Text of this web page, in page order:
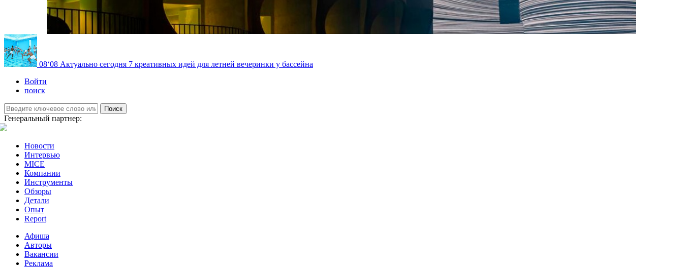
08‘08 Актуально сегодня 7 креативных идей для летней вечеринки у бассейна
Войти
поиск
Поиск
Генеральный партнер:
Новости
Интервью
MICE
Компании
Инструменты
Обзоры
Детали
Опыт
Report
Афиша
Авторы
Вакансии
Реклама